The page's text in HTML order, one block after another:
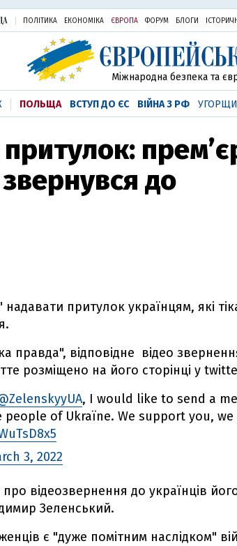
ПОЛІТИКА ЕКОНОМІКА ЄВРОПА ФОРУМ БЛОГИ
Міжнародна безпека та
ПОЛЬЩА ВСТУП ДО ЄС ВІЙНА З РФ
до
притулок українцям, які
правда", відповідне відео
розміщено на його сторінці у
, I would like to send a
of Ukraïne. We support you, we
3, 2022
відеозвернення до українців
Зеленський.
є "дуже помітним наслідком"